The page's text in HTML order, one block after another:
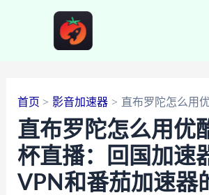
首页 影音加速器 直布罗陀怎么用
直布罗陀怎么用优
杯直播：回国加速
VPN和番茄加速器